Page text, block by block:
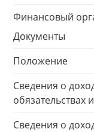
Финансовый
Документы
Положение
Сведения о
обязательствах
Сведения о